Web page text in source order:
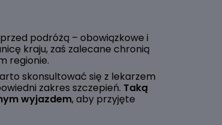
podróżą – obowiązkowe i
kraju, zaś zalecane chronią
regionie.
skonsultować się z lekarzem
zakres szczepień. Taką
wyjazdem, aby przyjęte